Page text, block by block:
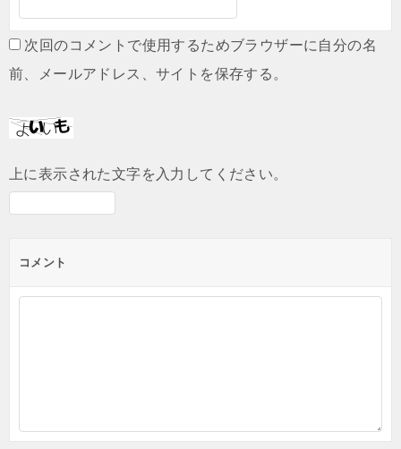
次回のコメントで使用するためブラウザーに自分の名
前、メールアドレス、サイトを保存する。
上に表示された文字を入力してください。
コメント